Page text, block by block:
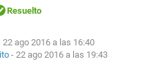
Resuelto
22 ago 2016 a las 16:40
- 22 ago 2016 a las 19:43